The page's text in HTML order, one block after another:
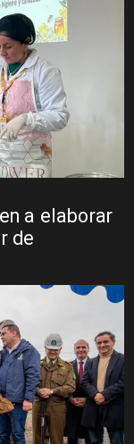
a elaborar
de